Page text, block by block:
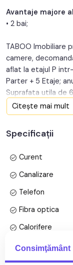
Avantaje majore
• 2 bai;
TABOO Imobiliare
camere,
aflat la etajul P
Parter + 5 Etaje;
Suprafata utila de
Apartamentul
• Bucatarie;
• 2 Dormitoare;
• Living;
Finisajele
• Usi interioare:
• Pereti: vopsea
Citește mai mult
Specificații
Curent
Canalizare
Telefon
Fibra optica
Calorifere
Vopsea lavabila
Parchet
Mai multe
Consimţământ